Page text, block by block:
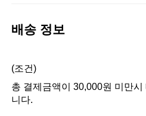
배송 정보
(조건)
총 결제금액이 30,000원 미만
니다.